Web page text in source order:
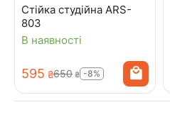
Стійка студійна ARS-
803
В наявності
‍595‍ ₴‍650‍ ₴ -8%